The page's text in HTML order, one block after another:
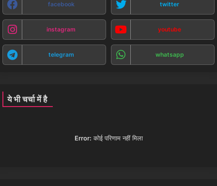
facebook twitter
instagram youtube
telegram whatsapp
ये भी चर्चा में है
Error: कोई परिणाम नहीं मिला